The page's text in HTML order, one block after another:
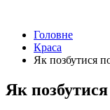
Головне
Краса
Як позбутися
Як позбутися